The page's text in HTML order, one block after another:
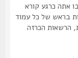
כרגע קורא
של כל עמוד
הכרזה